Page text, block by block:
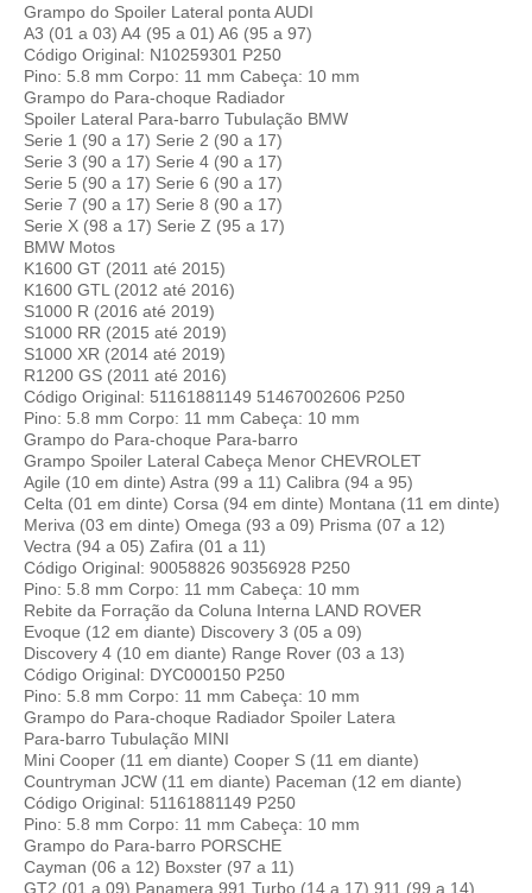
Grampo do Spoiler Lateral ponta AUDI
A3 (01 a 03) A4 (95 a 01) A6 (95 a 97)
Código Original: N10259301 P250
Pino: 5.8 mm Corpo: 11 mm Cabeça: 10 mm
Grampo do Para-choque Radiador
Spoiler Lateral Para-barro Tubulação BMW
Serie 1 (90 a 17) Serie 2 (90 a 17)
Serie 3 (90 a 17) Serie 4 (90 a 17)
Serie 5 (90 a 17) Serie 6 (90 a 17)
Serie 7 (90 a 17) Serie 8 (90 a 17)
Serie X (98 a 17) Serie Z (95 a 17)
BMW Motos
K1600 GT (2011 até 2015)
K1600 GTL (2012 até 2016)
S1000 R (2016 até 2019)
S1000 RR (2015 até 2019)
S1000 XR (2014 até 2019)
R1200 GS (2011 até 2016)
Código Original: 51161881149 51467002606 P250
Pino: 5.8 mm Corpo: 11 mm Cabeça: 10 mm
Grampo do Para-choque Para-barro
Grampo Spoiler Lateral Cabeça Menor CHEVROLET
Agile (10 em dinte) Astra (99 a 11) Calibra (94 a 95)
Celta (01 em dinte) Corsa (94 em dinte) Montana (11 em dinte)
Meriva (03 em dinte) Omega (93 a 09) Prisma (07 a 12)
Vectra (94 a 05) Zafira (01 a 11)
Código Original: 90058826 90356928 P250
Pino: 5.8 mm Corpo: 11 mm Cabeça: 10 mm
Rebite da Forração da Coluna Interna LAND ROVER
Evoque (12 em diante) Discovery 3 (05 a 09)
Discovery 4 (10 em diante) Range Rover (03 a 13)
Código Original: DYC000150 P250
Pino: 5.8 mm Corpo: 11 mm Cabeça: 10 mm
Grampo do Para-choque Radiador Spoiler Latera
Para-barro Tubulação MINI
Mini Cooper (11 em diante) Cooper S (11 em diante)
Countryman JCW (11 em diante) Paceman (12 em diante)
Código Original: 51161881149 P250
Pino: 5.8 mm Corpo: 11 mm Cabeça: 10 mm
Grampo do Para-barro PORSCHE
Cayman (06 a 12) Boxster (97 a 11)
GT2 (01 a 09) Panamera 991 Turbo (14 a 17) 911 (99 a 14)